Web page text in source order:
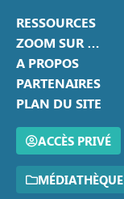
RESSOURCES
ZOOM SUR …
A PROPOS
PARTENAIRES
PLAN DU SITE
ACCÈS PRIVÉ
MÉDIATHÈQUE